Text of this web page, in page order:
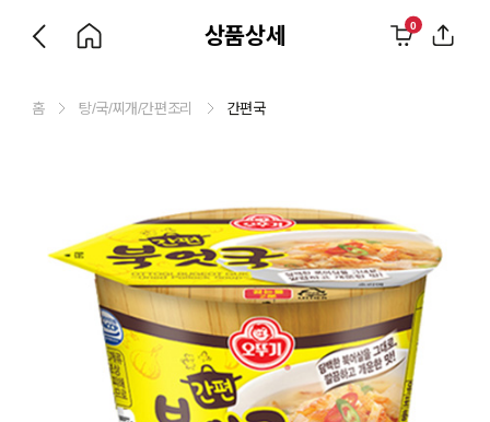
상품상세 0
홈 탕/국/찌개/간편조리 간편국